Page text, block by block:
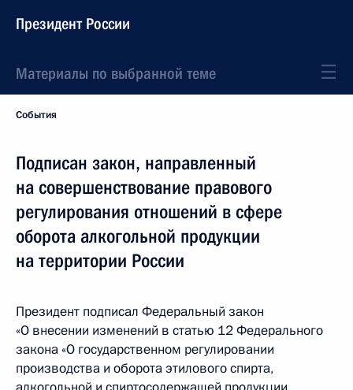
Президент России
Материалы по выбранной теме
События
Подписан закон, направленный
на совершенствование правового
регулирования отношений в сфере
оборота алкогольной продукции
на территории России
Президент подписал Федеральный закон
«О внесении изменений в статью 12 Федерального
закона «О государственном регулировании
производства и оборота этилового спирта,